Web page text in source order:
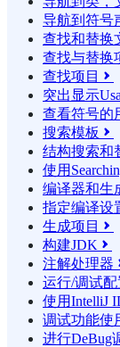
导航到符号
查找和替换
查找与替换
查找项目 
突出显示
查看符号的
搜索模板 
结构搜索和
使用
编译器和生
指定编译设
生成项目 
构建JDK 
注解处理器
运行/调试配
使用IntelliJ
调试功能使
进行DeBug